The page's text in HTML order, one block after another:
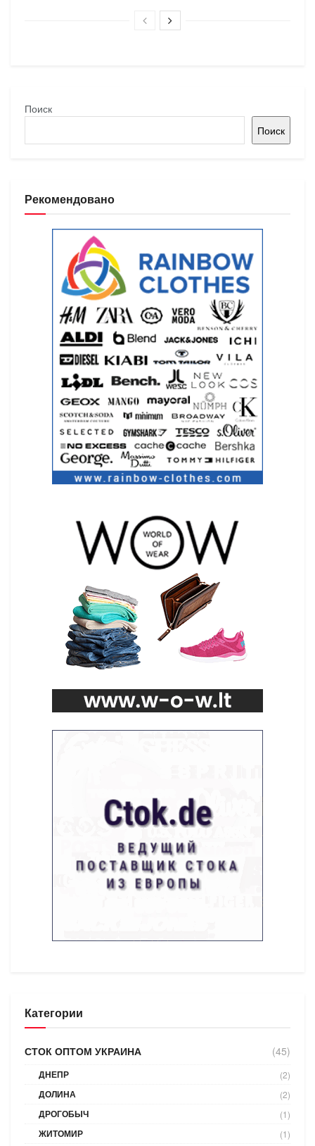
Поиск
Поиск
Рекомендовано
Категории
СТОК ОПТОМ УКРАИНА (45)
ДНЕПР (2)
ДОЛИНА (2)
ДРОГОБЫЧ (1)
ЖИТОМИР (1)